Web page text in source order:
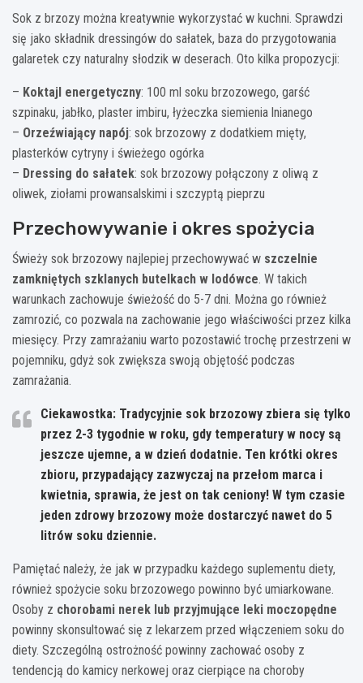
Sok z brzozy można kreatywnie wykorzystać w kuchni. Sprawdzi
się jako składnik dressingów do sałatek, baza do przygotowania
galaretek czy naturalny słodzik w deserach. Oto kilka propozycji:
– Koktajl energetyczny: 100 ml soku brzozowego, garść
szpinaku, jabłko, plaster imbiru, łyżeczka siemienia lnianego
– Orzeźwiający napój: sok brzozowy z dodatkiem mięty,
plasterków cytryny i świeżego ogórka
– Dressing do sałatek: sok brzozowy połączony z oliwą z
oliwek, ziołami prowansalskimi i szczyptą pieprzu
Przechowywanie i okres spożycia
Świeży sok brzozowy najlepiej przechowywać w szczelnie
zamkniętych szklanych butelkach w lodówce. W takich
warunkach zachowuje świeżość do 5-7 dni. Można go również
zamrozić, co pozwala na zachowanie jego właściwości przez kilka
miesięcy. Przy zamrażaniu warto pozostawić trochę przestrzeni w
pojemniku, gdyż sok zwiększa swoją objętość podczas
zamrażania.
Ciekawostka: Tradycyjnie sok brzozowy zbiera się tylko
przez 2-3 tygodnie w roku, gdy temperatury w nocy są
jeszcze ujemne, a w dzień dodatnie. Ten krótki okres
zbioru, przypadający zazwyczaj na przełom marca i
kwietnia, sprawia, że jest on tak ceniony! W tym czasie
jeden zdrowy brzozowy może dostarczyć nawet do 5
litrów soku dziennie.
Pamiętać należy, że jak w przypadku każdego suplementu diety,
również spożycie soku brzozowego powinno być umiarkowane.
Osoby z chorobami nerek lub przyjmujące leki moczopędne
powinny skonsultować się z lekarzem przed włączeniem soku do
diety. Szczególną ostrożność powinny zachować osoby z
tendencją do kamicy nerkowej oraz cierpiące na choroby